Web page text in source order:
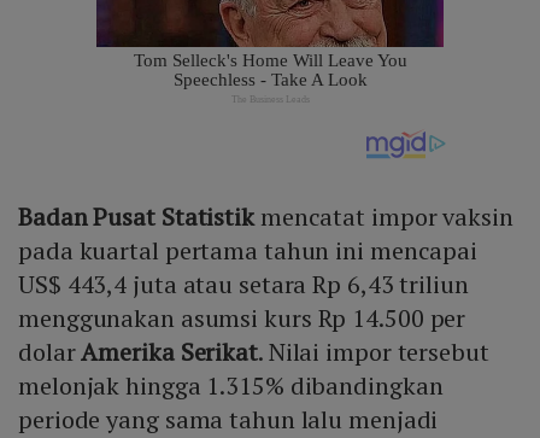
Badan Pusat Statistikmencatat impor vaksin
pada kuartal pertama tahun ini mencapai
US$ 443,4 juta atau setara Rp 6,43 triliun
menggunakan asumsi kurs Rp 14.500 per
dolarAmerika Serikat. Nilai impor tersebut
melonjak hingga 1.315% dibandingkan
periode yang sama tahun lalu menjadi